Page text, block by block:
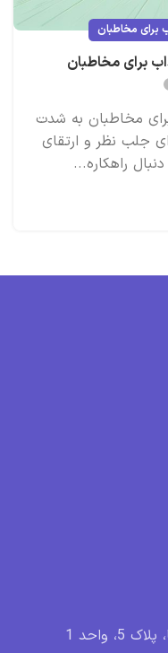
برای مخاطبان
برای مخاطبان
مخاطبان به شدت
جلب نظر و ارتقای
راهکاره...
واحد 1